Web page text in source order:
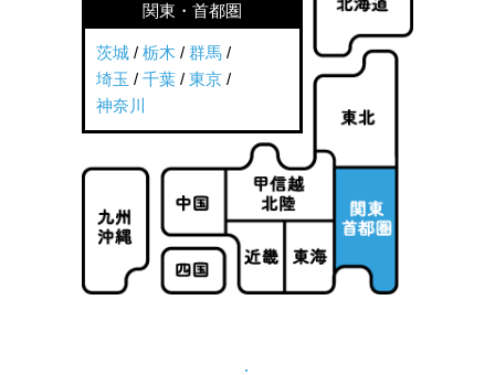
関東・首都圏
茨城 / 栃木 / 群馬 /
埼玉 / 千葉 / 東京 /
神奈川